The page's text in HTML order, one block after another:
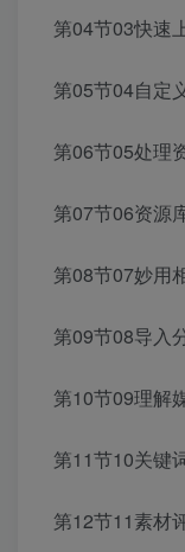
第04节03快速
第05节04自定
第06节05处理
第07节06资源
第08节07妙用
第09节08导入
第10节09理解
第11节10关键
第12节11素材